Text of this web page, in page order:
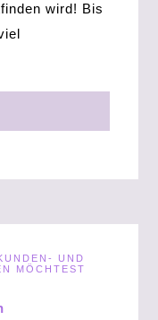
wird! Bis
UND
MÖCHTEST